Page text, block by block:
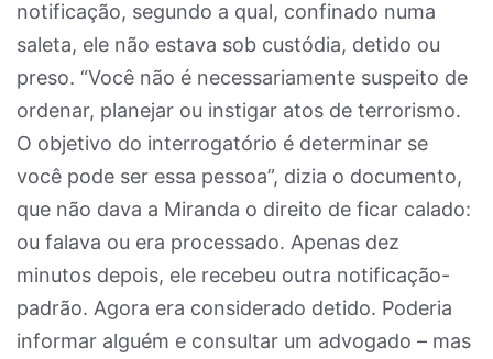
notificação, segundo a qual, confinado numa
saleta, ele não estava sob custódia, detido ou
preso. “Você não é necessariamente suspeito de
ordenar, planejar ou instigar atos de terrorismo.
O objetivo do interrogatório é determinar se
você pode ser essa pessoa”, dizia o documento,
que não dava a Miranda o direito de ficar calado:
ou falava ou era processado. Apenas dez
minutos depois, ele recebeu outra notificação-
padrão. Agora era considerado detido. Poderia
informar alguém e consultar um advogado – mas